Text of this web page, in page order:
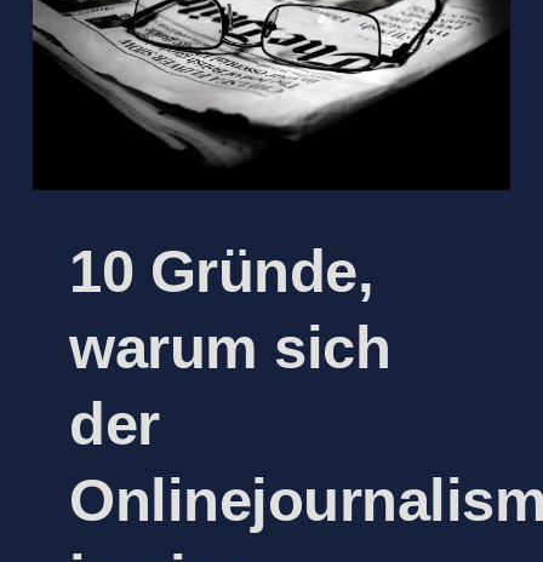
10 Gründe,
warum sich
der